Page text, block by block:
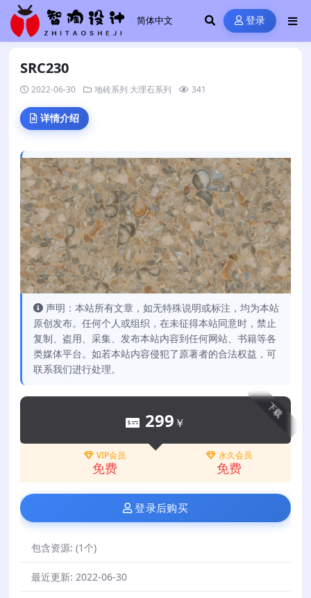
登录
SRC230
2022-06-30 地砖系列 大理石系列 341
详情介绍
声明：本站所有文章，如无特殊说明或标注，均为本站
原创发布。任何个人或组织，在未征得本站同意时，禁止
复制、盗用、采集、发布本站内容到任何网站、书籍等各
类媒体平台。如若本站内容侵犯了原著者的合法权益，可
联系我们进行处理。
下载
299 ￥
VIP会员
免费
永久会员
免费
登录后购买
包含资源: (1个)
最近更新: 2022-06-30